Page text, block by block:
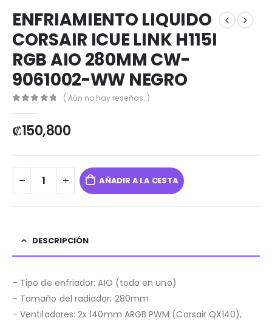
ENFRIAMIENTO LIQUIDO
CORSAIR ICUE LINK H115I
RGB AIO 280MM CW-
9061002-WW NEGRO
( Aún no hay reseñas. )
₡150,800
AÑADIR A LA CESTA
DESCRIPCIÓN
– Tipo de enfriador: AIO (todo en uno)
– Tamaño del radiador: 280mm
– Ventiladores: 2x 140mm ARGB PWM (Corsair QX140),